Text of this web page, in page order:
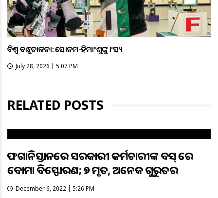
ବିଶ୍ବ ବନ୍ଧୁକଚାଳନା: ସୋନମ-ହିମାଂଶୁଙ୍କୁ କାଂସ୍ୟ
July 28, 2026 | 5:07 PM
RELATED POSTS
ଆଫଗାନିସ୍ତାନରେ ସରକାରୀ କର୍ମଚାରୀଙ୍କ ବସ୍ ରେ
ବୋମା ବିସ୍ଫୋରଣ; ୭ ମୃତ, ଅନେକ ଗୁରୁତର
December 6, 2022 | 5:26 PM